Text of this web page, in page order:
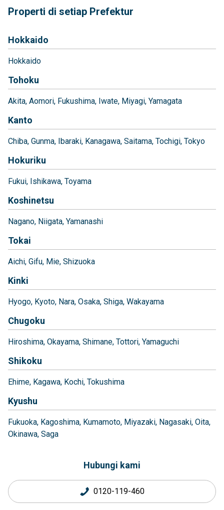
Properti di setiap Prefektur
Hokkaido
Hokkaido
Tohoku
Akita Aomori Fukushima Iwate Miyagi Yamagata
Kanto
Chiba Gunma Ibaraki Kanagawa Saitama Tochigi Tokyo
Hokuriku
Fukui Ishikawa Toyama
Koshinetsu
Nagano Niigata Yamanashi
Tokai
Aichi Gifu Mie Shizuoka
Kinki
Hyogo Kyoto Nara Osaka Shiga Wakayama
Chugoku
Hiroshima Okayama Shimane Tottori Yamaguchi
Shikoku
Ehime Kagawa Kochi Tokushima
Kyushu
Fukuoka Kagoshima Kumamoto Miyazaki Nagasaki Oita
Okinawa Saga
Hubungi kami
0120-119-460